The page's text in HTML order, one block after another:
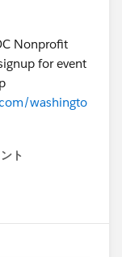
Nonprofit
for event
washingto
ト